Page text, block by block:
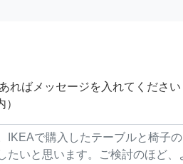
ればメッセージを入れてください